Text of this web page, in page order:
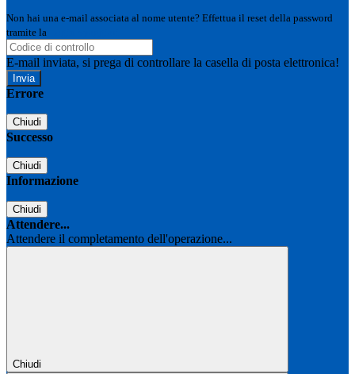
Non hai una e-mail associata al nome utente? Effettua il reset della password
tramite la
E-mail inviata, si prega di controllare la casella di posta elettronica!
Errore
Chiudi
Successo
Chiudi
Informazione
Chiudi
Attendere...
Attendere il completamento dell'operazione...
Chiudi